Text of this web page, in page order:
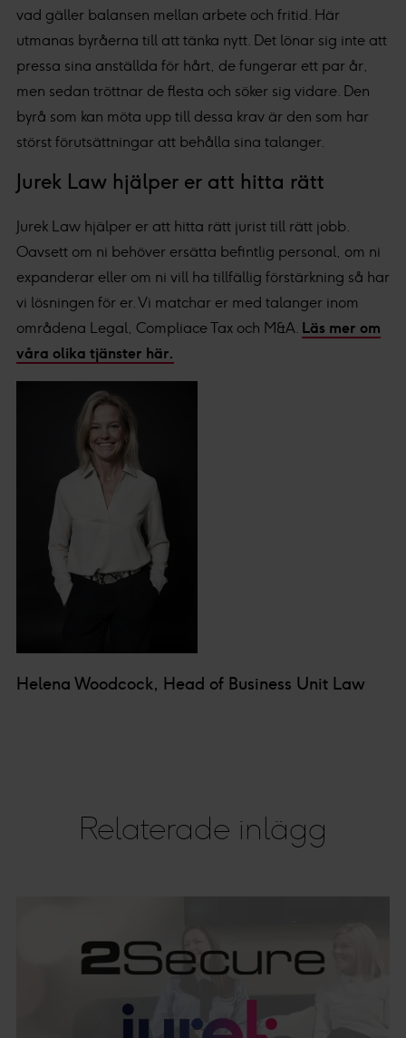
vad gäller balansen mellan arbete och fritid. Här
utmanas byråerna till att tänka nytt. Det lönar sig inte att
pressa sina anställda för hårt, de fungerar ett par år,
men sedan tröttnar de flesta och söker sig vidare. Den
byrå som kan möta upp till dessa krav är den som har
störst förutsättningar att behålla sina talanger.
Jurek Law hjälper er att hitta rätt
Jurek Law hjälper er att hitta rätt jurist till rätt jobb.
Oavsett om ni behöver ersätta befintlig personal, om ni
expanderar eller om ni vill ha tillfällig förstärkning så har
vi lösningen för er. Vi matchar er med talanger inom
områdena Legal, Compliace Tax och M&A. Läs mer om
våra olika tjänster här.
Helena Woodcock, Head of Business Unit Law
Relaterade inlägg